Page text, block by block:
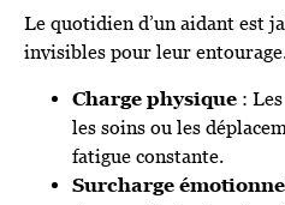
Le quotidien d’un aidant est
invisibles pour leur
Charge physique :
les soins ou les
fatigue constante.
Surcharge